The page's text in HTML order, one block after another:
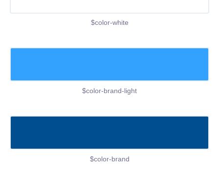
$color-white
$color-brand-light
$color-brand